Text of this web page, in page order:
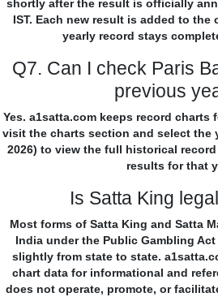
shortly after the result is officially
IST. Each new result is added to the
yearly record stays
Q7. Can I check Paris
previous
Yes. a1satta.com keeps record charts
visit the charts section and select the
2026) to view the full historical
results for that
Is Satta King
Most forms of Satta King and Satta
India under the Public Gambling
slightly from state to state.
chart data for informational and
does not operate, promote, or